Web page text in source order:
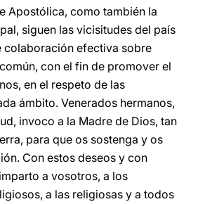
Apostólica, como también la
siguen las vicisitudes del país
colaboración efectiva sobre
con el fin de promover el
en el respeto de las
ámbito. Venerados hermanos,
invoco a la Madre de Dios, tan
para que os sostenga y os
Con estos deseos y con
a vosotros, a los
a las religiosas y a todos